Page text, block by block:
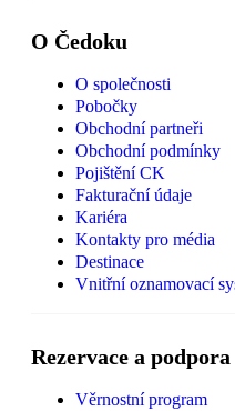
O Čedoku
O společnosti
Pobočky
Obchodní partneři
Obchodní podmínky
Pojištění CK
Fakturační údaje
Kariéra
Kontakty pro média
Destinace
Vnitřní oznamovací
Rezervace a podpora
Věrnostní program